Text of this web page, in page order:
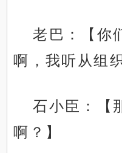
老巴：【你
啊，我听从组
石小臣：【
啊？】